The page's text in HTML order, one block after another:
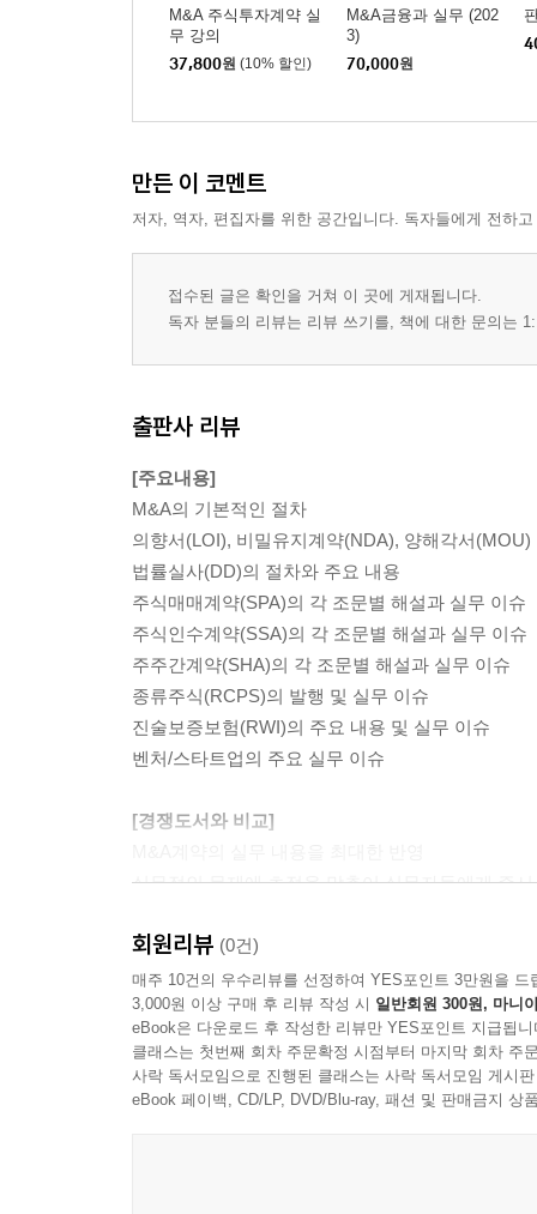
1. 당사자가 여러 명인 경우
2. 당사자가 투자신탁형 집합투자기구인 경우
3. 당사자가 투자도관(SPV)인 경우의 고려 사항
· 주식의 매매
1. 매매목적물의 특정
2. 매매대금
3. 거래의 실행
· 매매대금 일반론
3. 기업가치 평가방법
5. 매매대금을 정하는 방법
6. 계약금(이행보증금)
· 매매대금의 조정(가격조정)
1. 가격조정의 방법
2. 재무제표 등 작성기준
3. 비교대상 항목의 한정 합의
4. 조정액의 상.하한 설정
5. 매매대금의 조정과 손해배상청구의 중복적용 배
· Earn-out
1. Earn-out의 취지
3. Earn-out 관련 기타 유의사항
1. 선행조건의 법적성질
3. 선행조건으로 규정되는 사항
4. 선행조건 충족기한 설정
5. 귀책사유 요부
6. 선행조건 충족 방해
· 거래종결
1. 거래종결일
M&A 주식투자계약 실
무 강의
37,800원 (10% 할인)
M&A금융과 실무 (202
3)
70,000원
만든 이 코멘트
저자, 역자, 편집자를 위한 공간입니다. 독자들에게 전하
접수된 글은 확인을 거쳐 이 곳에 게재됩니다.
독자 분들의 리뷰는 리뷰 쓰기를, 책에 대한 문의는
출판사 리뷰
[주요내용]
M&A의 기본적인 절차
의향서(LOI), 비밀유지계약(NDA), 양해각서
법률실사(DD)의 절차와 주요 내용
주식매매계약(SPA)의 각 조문별 해설과 실무 이슈
주식인수계약(SSA)의 각 조문별 해설과 실무 이슈
주주간계약(SHA)의 각 조문별 해설과 실무 이슈
종류주식(RCPS)의 발행 및 실무 이슈
진술보증보험(RWI)의 주요 내용 및 실무 이슈
벤처/스타트업의 주요 실무 이슈
[경쟁도서와 비교]
실무적인 문제에 초점을 맞추어 실무자들에게 즉
다양한 실제 계약서 기재례와 관련 판례와 뉴스(
회원리뷰 (0건)
매주 10건의 우수리뷰를 선정하여 YES포인트 3만원을 드
3,000원 이상 구매 후 리뷰 작성 시 일반회원 300원, 마니
eBook은 다운로드 후 작성한 리뷰만 YES포인트 지급됩니
클래스는 첫번째 회차 주문확정 시점부터 마지막 회차 주
사락 독서모임으로 진행된 클래스는 사락 독서모임 게시
eBook 페이백, CD/LP, DVD/Blu-ray, 패션 및 판매금지 상